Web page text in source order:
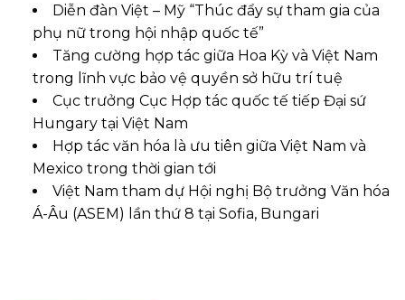
Diễn đàn Việt – Mỹ “Thúc đẩy sự tham gia của
phụ nữ trong hội nhập quốc tế”
Tăng cường hợp tác giữa Hoa Kỳ và Việt Nam
trong lĩnh vực bảo vệ quyền sở hữu trí tuệ
Cục trưởng Cục Hợp tác quốc tế tiếp Đại sứ
Hungary tại Việt Nam
Hợp tác văn hóa là ưu tiên giữa Việt Nam và
Mexico trong thời gian tới
Việt Nam tham dự Hội nghị Bộ trưởng Văn hóa
Á-Âu (ASEM) lần thứ 8 tại Sofia, Bungari